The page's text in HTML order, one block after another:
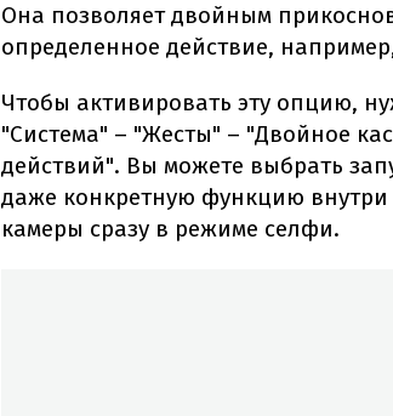
Она позволяет двойным
определенное действие,
Чтобы активировать эту опцию,
"Система" – "Жесты" – "Двойное
действий". Вы можете выбрать
даже конкретную функцию
камеры сразу в режиме селфи.